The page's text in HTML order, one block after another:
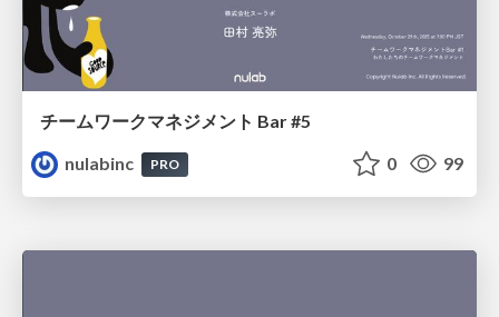
チームワークマネジメント Bar #5
nulabinc
PRO 0 99